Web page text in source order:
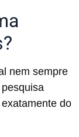
nem sempre
do